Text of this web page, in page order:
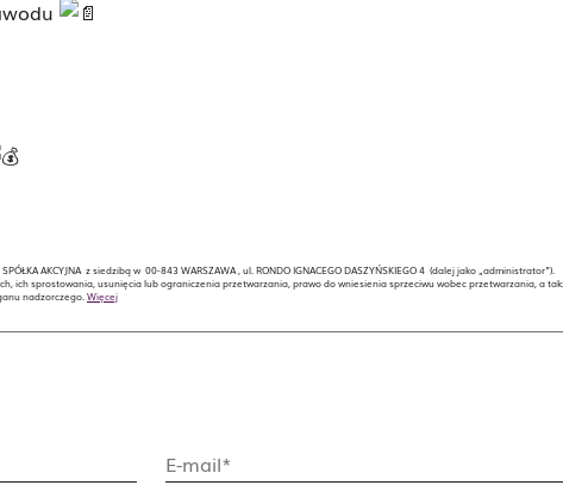
AKCYJNA z siedzibą w 00-843 WARSZAWA , ul. RONDO IGNACEGO DASZYŃSKIEGO 4 (dalej jako „administrator”).
ich sprostowania, usunięcia lub ograniczenia przetwarzania, prawo do wniesienia sprzeciwu wobec przetwarzania, a
nadzorczego. Więcej
E-mail*